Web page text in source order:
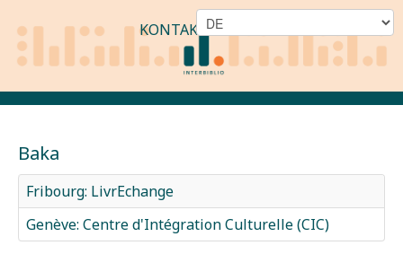
KONTAKT
Baka
Fribourg: LivrEchange
Genève: Centre d'Intégration Culturelle (CIC)